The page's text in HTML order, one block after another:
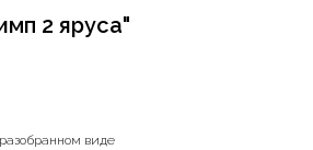
2 яруса"
виде